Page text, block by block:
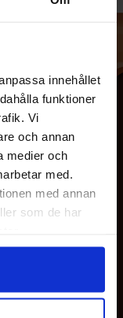
innehållet
funktioner
Vi
och annan
medier och
med.
med annan
som de har